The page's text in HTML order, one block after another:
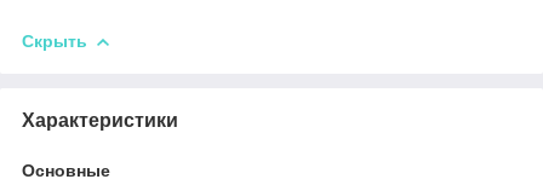
Скрыть
Характеристики
Основные